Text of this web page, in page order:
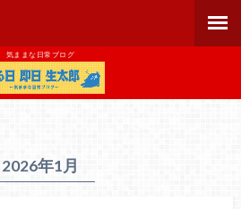
気ままな日常ブログ
2026年1月